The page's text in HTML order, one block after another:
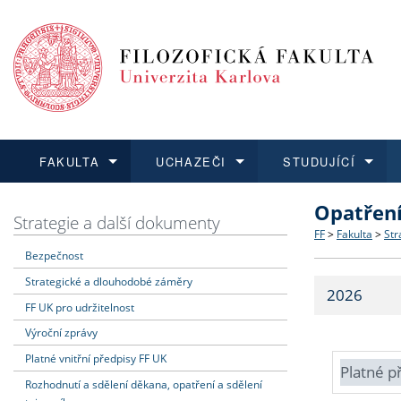
FAKULTA
Dozvědět se více
Struktura
Strategie
Fakultní
UCHAZEČI
Podat přihlášku
Co
Učitelské
STUDUJÍCÍ
Dozvědět se více
Dozvědět se více
O vědě a
Dozvědět se více
Aktuální
Strategie a další dokumenty
Bezpečnost
Strategické a dlouhodobé záměry
FF UK pro udržitelnost
Výroční zprávy
Platné vnitřní předpisy FF UK
Rozhodnutí a sdělení děkana, opatření a sdělení
FF > Fakulta >
2026
Platné